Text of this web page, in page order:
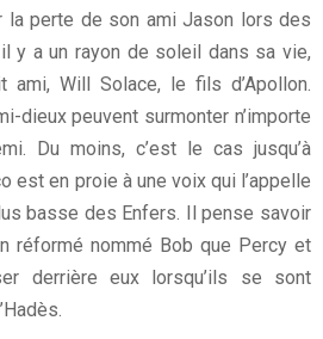
la perte de son ami Jason lors des
y a un rayon de soleil dans sa vie,
Will Solace, le fils d’Apollon.
dieux peuvent surmonter n’importe
Du moins, c’est le cas jusqu’à
est en proie à une voix qui l’appelle
basse des Enfers. Il pense savoir
réformé nommé Bob que Percy et
derrière eux lorsqu’ils se sont